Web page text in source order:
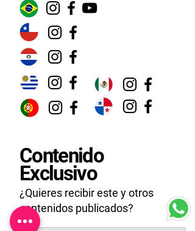
Contenido
Exclusivo
¿Quieres recibir este y otros
contenidos publicados?